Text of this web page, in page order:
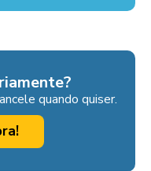
quando quiser.